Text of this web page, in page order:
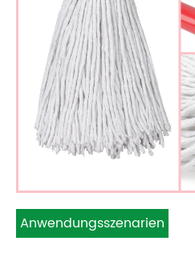
Anwendungsszenarien